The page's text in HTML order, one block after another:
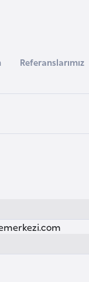
Referanslarımız